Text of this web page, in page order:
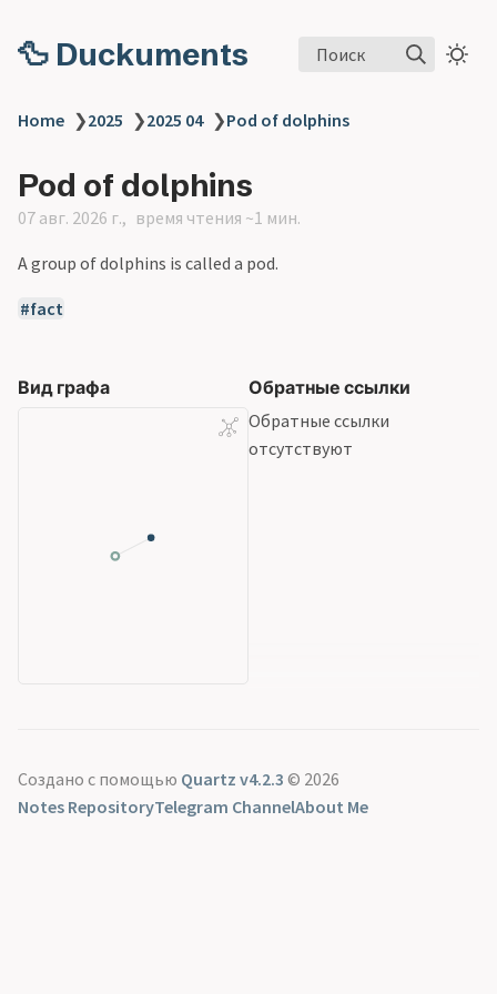
🦆 Duckuments Поиск
Home ❯2025 ❯2025 04 ❯Pod of dolphins
Pod of dolphins
07 авг. 2026 г. время чтения ~1 мин.
A group of dolphins is called a pod.
fact
Вид графа
Обратные ссылки
Обратные ссылки
отсутствуют
Создано с помощью Quartz v4.2.3 © 2026
Notes RepositoryTelegram ChannelAbout Me